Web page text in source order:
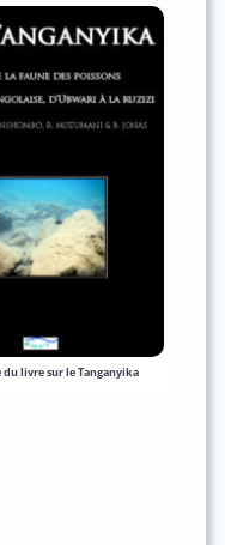
livre sur le Tanganyika